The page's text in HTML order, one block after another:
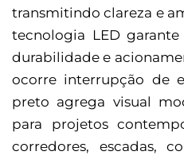
transmitindo clareza e
tecnologia LED
durabilidade e
ocorre interrupção de
preto agrega visual
para projetos
corredores, escadas,